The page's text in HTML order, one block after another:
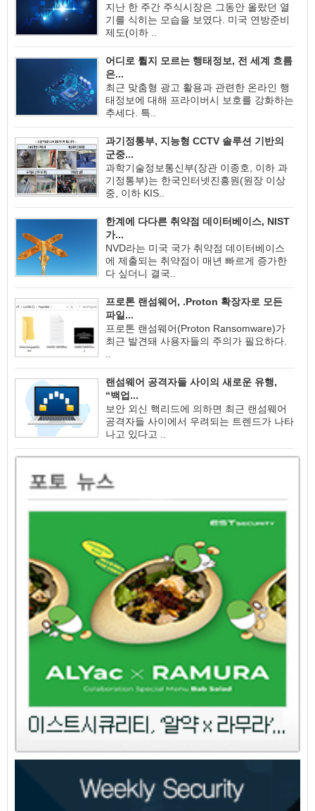
지난 한 주간 주식시장은 그동안 올랐던 열
기를 식히는 모습을 보였다. 미국 연방준비
제도(이하 ..
어디로 튈지 모르는 행태정보, 전 세계 흐름
은...
최근 맞춤형 광고 활용과 관련한 온라인 행
태정보에 대해 프라이버시 보호를 강화하는
추세다. 특..
과기정통부, 지능형 CCTV 솔루션 기반의
군중...
과학기술정보통신부(장관 이종호, 이하 과
기정통부)는 한국인터넷진흥원(원장 이상
중, 이하 KIS..
한계에 다다른 취약점 데이터베이스, NIST
가...
NVD라는 미국 국가 취약점 데이터베이스
에 제출되는 취약점이 매년 빠르게 증가한
다 싶더니 결국..
프로톤 랜섬웨어, .Proton 확장자로 모든
파일...
프로톤 랜섬웨어(Proton Ransomware)가
최근 발견돼 사용자들의 주의가 필요하다.
랜섬웨어 공격자들 사이의 새로운 유행,
“백업...
보안 외신 핵리드에 의하면 최근 랜섬웨어
공격자들 사이에서 우려되는 트렌드가 나타
나고 있다고 ..